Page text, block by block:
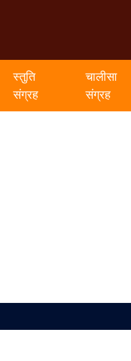
स्तुति
संग्रह
चालीसा
संग्रह